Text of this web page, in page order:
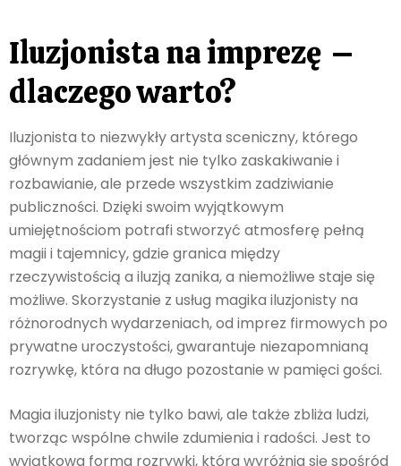
Iluzjonista na imprezę –
dlaczego warto?
Iluzjonista to niezwykły artysta sceniczny, którego
głównym zadaniem jest nie tylko zaskakiwanie i
rozbawianie, ale przede wszystkim zadziwianie
publiczności. Dzięki swoim wyjątkowym
umiejętnościom potrafi stworzyć atmosferę pełną
magii i tajemnicy, gdzie granica między
rzeczywistością a iluzją zanika, a niemożliwe staje się
możliwe. Skorzystanie z usług magika iluzjonisty na
różnorodnych wydarzeniach, od imprez firmowych po
prywatne uroczystości, gwarantuje niezapomnianą
rozrywkę, która na długo pozostanie w pamięci gości.
Magia iluzjonisty nie tylko bawi, ale także zbliża ludzi,
tworząc wspólne chwile zdumienia i radości. Jest to
wyjątkowa forma rozrywki, która wyróżnia się spośród